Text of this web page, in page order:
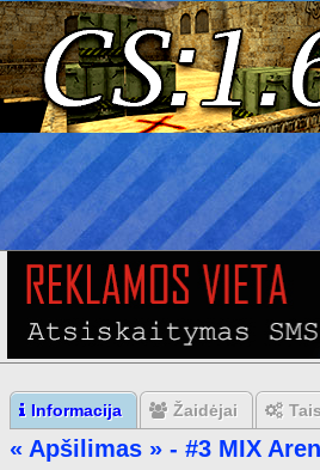
Informacija Žaidėjai
« Apšilimas » - #3 MIX